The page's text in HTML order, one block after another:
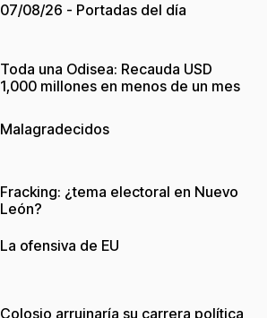
07/08/26 - Portadas del día
Toda una Odisea: Recauda USD
1,000 millones en menos de un mes
Malagradecidos
Fracking: ¿tema electoral en Nuevo
León?
La ofensiva de EU
Colosio arruinaría su carrera política